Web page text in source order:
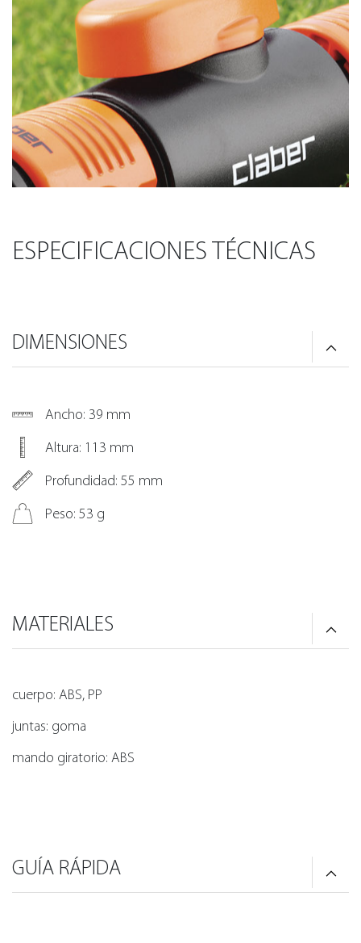
ESPECIFICACIONES TÉCNICAS
DIMENSIONES
Ancho: 39 mm
Altura: 113 mm
Profundidad: 55 mm
Peso: 53 g
MATERIALES
cuerpo: ABS, PP
juntas: goma
mando giratorio: ABS
GUÍA RÁPIDA